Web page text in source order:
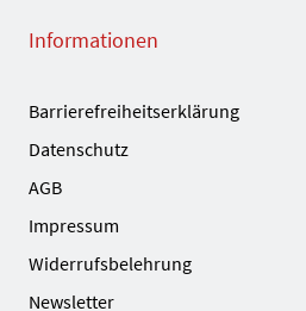
Informationen
Barrierefreiheitserklärung
Datenschutz
AGB
Impressum
Widerrufsbelehrung
Newsletter